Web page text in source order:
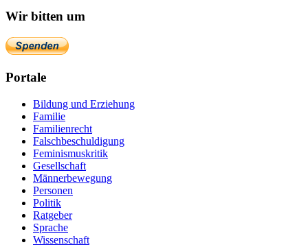
Wir bitten um
Portale
Bildung und Erziehung
Familie
Familienrecht
Falschbeschuldigung
Feminismuskritik
Gesellschaft
Männerbewegung
Personen
Politik
Ratgeber
Sprache
Wissenschaft